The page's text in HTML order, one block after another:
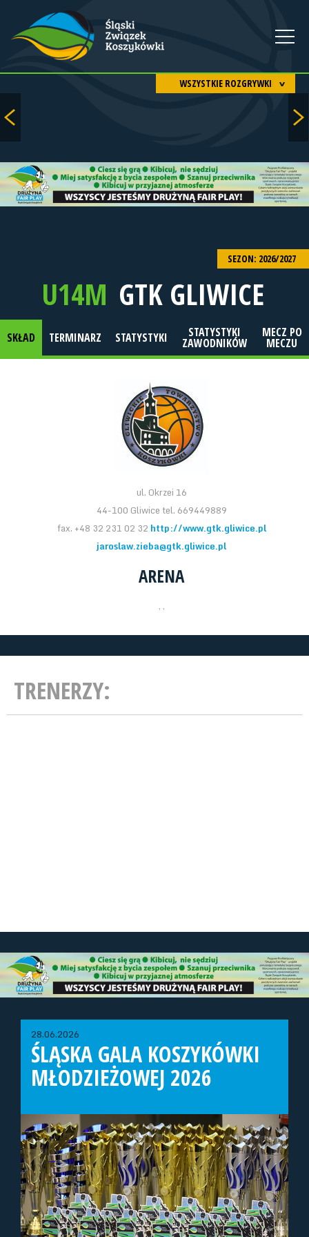
WSZYSTKIE ROZGRYWKI
SEZON: 2026/2027
U14M GTK GLIWICE
SKŁAD TERMINARZ STATYSTYKI STATYSTYKI
ZAWODNIKÓW
MECZ PO
MECZU
ul. Okrzei 16
44-100 Gliwice tel. 669449889
fax. +48 32 231 02 32 http://www.gtk.gliwice.pl
jaroslaw.zieba@gtk.gliwice.pl
ARENA
, ,
TRENERZY:
28.06.2026
ŚLĄSKA GALA KOSZYKÓWKI
MŁODZIEŻOWEJ 2026